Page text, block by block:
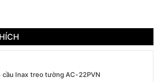
cầu Inax treo tường AC-22PVN